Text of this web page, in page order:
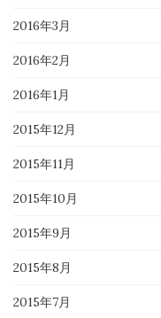
2016年3月
2016年2月
2016年1月
2015年12月
2015年11月
2015年10月
2015年9月
2015年8月
2015年7月